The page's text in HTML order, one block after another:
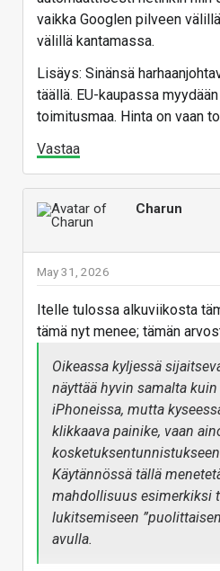
vaikka Googlen pilveen
välillä kantamassa.
Lisäys: Sinänsä
täällä. EU-kaupassa
toimitusmaa. Hinta on vaan
Vastaa
Charun
May 31, 2026
Itelle tulossa alkuviikosta
tämä nyt menee; tämän
Oikeassa kyljessä
näyttää hyvin samalta
iPhoneissa, mutta
klikkaava painike, vaan
Käytännössä tällä
mahdollisuus esimerkiksi
lukitsemiseen
avulla.